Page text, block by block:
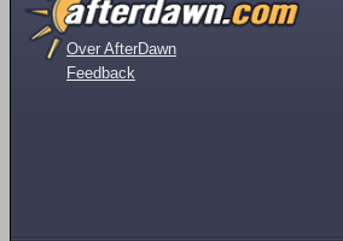
Over AfterDawn
Feedback